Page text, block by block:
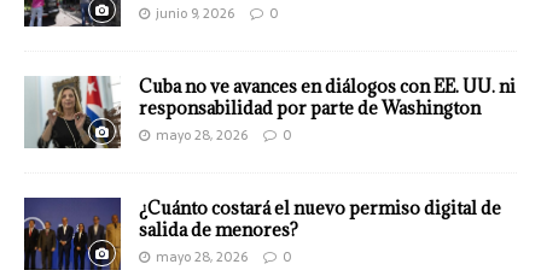
junio 9, 2026 0
Cuba no ve avances en diálogos con EE. UU. ni
responsabilidad por parte de Washington
mayo 28, 2026 0
¿Cuánto costará el nuevo permiso digital de
salida de menores?
mayo 28, 2026 0